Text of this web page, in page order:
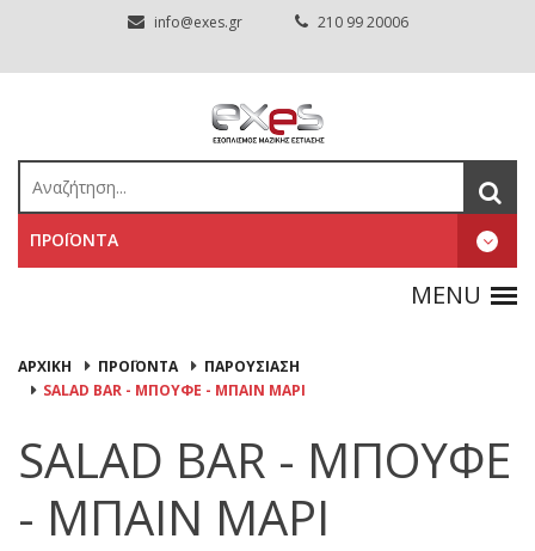
info@exes.gr 210 99 20006
ΠΡΟΪΟΝΤΑ
ΑΡΧΙΚΉ ΠΡΟΪΟΝΤΑ
ΠΑΡΟΥΣΙΑΣΗ
SALAD BAR - ΜΠΟΥΦΕ - ΜΠΑΙΝ ΜΑΡΙ
SALAD BAR - ΜΠΟΥΦΕ
- ΜΠΑΙΝ ΜΑΡΙ